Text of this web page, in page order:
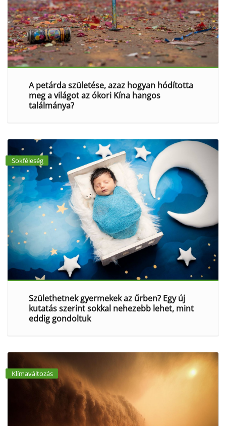
A petárda születése, azaz hogyan hódította
meg a világot az ókori Kína hangos
találmánya?
Sokféleség
Születhetnek gyermekek az űrben? Egy új
kutatás szerint sokkal nehezebb lehet, mint
eddig gondoltuk
Klímaváltozás